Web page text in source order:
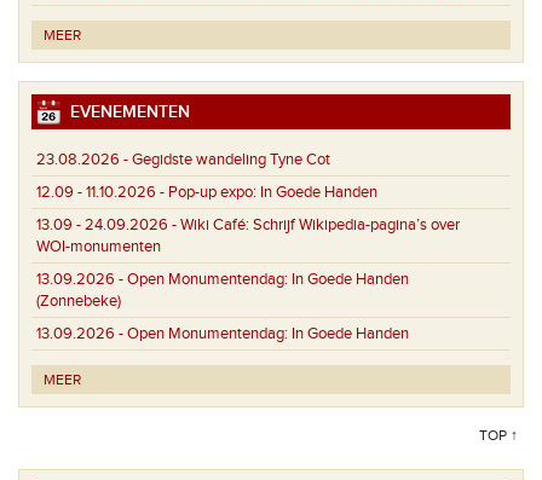
MEER
EVENEMENTEN
23.08.2026 -Gegidste wandeling Tyne Cot
12.09 - 11.10.2026 - Pop-up expo: In Goede Handen
13.09 - 24.09.2026 -Wiki Café: Schrijf Wikipedia-pagina’s over
WOI-monumenten
13.09.2026 -Open Monumentendag: In Goede Handen
(Zonnebeke)
13.09.2026 -Open Monumentendag: In Goede Handen
MEER
TOP ↑